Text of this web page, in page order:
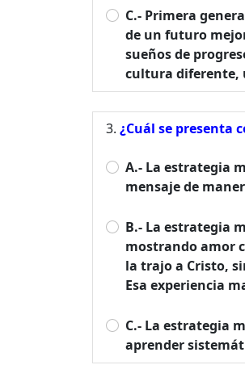
C.- Primera
de un futuro
sueños de
cultura diferente,
¿Cuál se presenta
A.- La estrategia
mensaje de
B.- La estrategia
mostrando amor
la trajo a Cristo,
Esa experiencia
C.- La estrategia
aprender